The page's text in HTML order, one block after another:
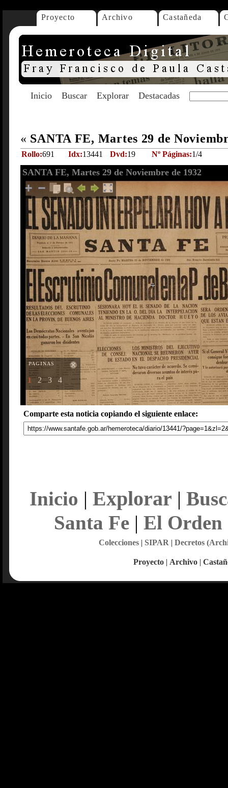
Proyecto Archivo Castañeda
Inicio Buscar Explorar Destacadas
« SANTA FE, Martes 29 de
Rollo:691 Idx:13441 Dvd:19 Nº Páginas:1/4
SANTA FE, Martes 29 de Noviembre de 1932
PAGINAS
1 2 3 4
Comparte esta noticia copiando el siguiente enlace:
Inicio | Explorar |
Santa Fe| El Orden
Colecciones| SIPAR | Decretos
Proyecto | Archivo |